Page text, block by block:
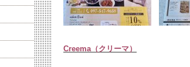
Creema（クリーマ）